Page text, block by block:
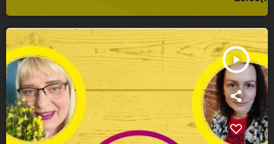
play_arrow